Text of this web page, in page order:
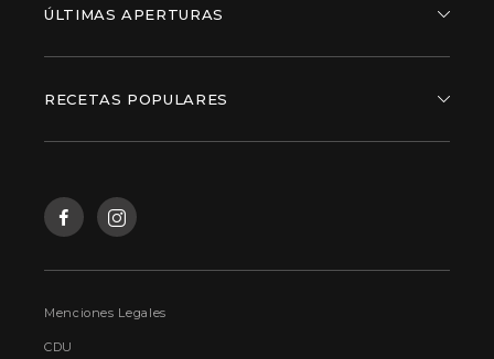
ÚLTIMAS APERTURAS
RECETAS POPULARES
Menciones Legales
CDU